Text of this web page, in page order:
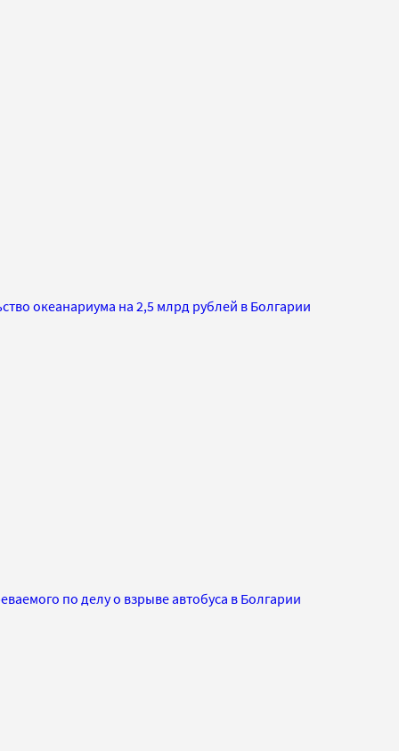
океанариума на 2,5 млрд рублей в Болгарии
по делу о взрыве автобуса в Болгарии